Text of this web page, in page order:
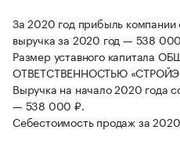
За 2020 год прибыль
выручка за 2020 год — 538
Размер уставного капитала
ОТВЕТСТВЕННОСТЬЮ
Выручка на начало 2020 года
— 538 000 ₽.
Себестоимость продаж за